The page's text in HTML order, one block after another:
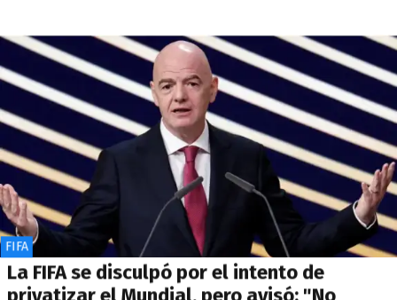
FIFA
La FIFA se disculpó por el intento de